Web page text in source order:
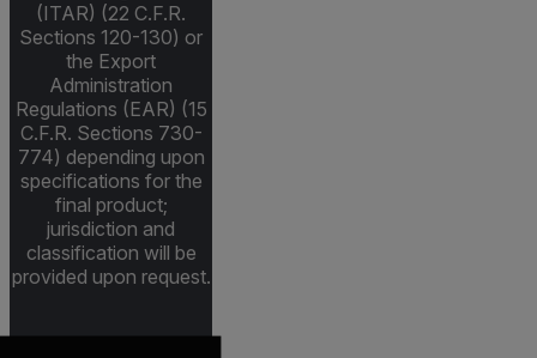
(ITAR) (22 C.F.R.
Sections 120-130) or
the Export
Administration
Regulations (EAR) (15
C.F.R. Sections 730-
774) depending upon
specifications for the
final product;
jurisdiction and
classification will be
provided upon request.